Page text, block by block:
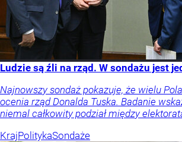
Ludzie są źli na rząd. W sondażu jest
Najnowszy sondaż pokazuje, że wielu
ocenia rząd Donalda Tuska. Badanie
niemal całkowity podział między
KrajPolitykaSondaże